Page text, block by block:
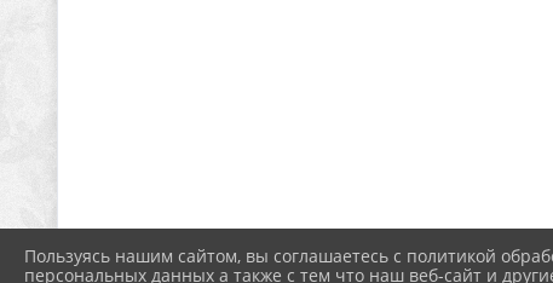
Пользуясь нашим сайтом, вы соглашаетесь с политикой
персональных данных а также с тем что наш веб-сайт и